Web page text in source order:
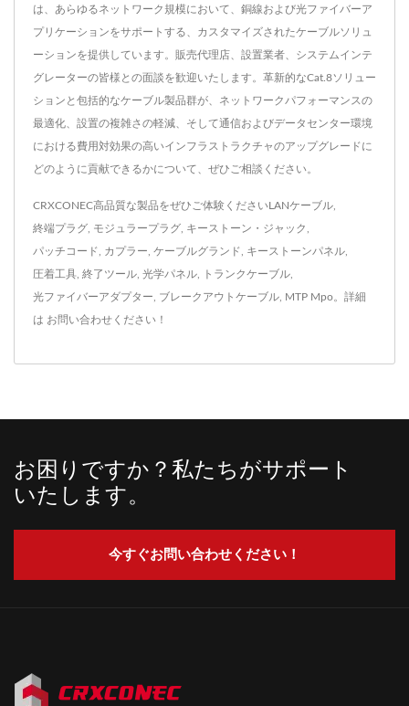
は、あらゆるネットワーク規模において、銅線および光ファイバーア
プリケーションをサポートする、カスタマイズされたケーブルソリュ
ーションを提供しています。販売代理店、設置業者、システムインテ
グレーターの皆様との面談を歓迎いたします。革新的なCat.8ソリュー
ションと包括的なケーブル製品群が、ネットワークパフォーマンスの
最適化、設置の複雑さの軽減、そして通信およびデータセンター環境
における費用対効果の高いインフラストラクチャのアップグレードに
どのように貢献できるかについて、ぜひご相談ください。
CRXCONEC高品質な製品をぜひご体験くださいLANケーブル
終端プラグ モジュラープラグ キーストーン・ジャック
パッチコード カプラー ケーブルグランド キーストーンパネル
圧着工具 終了ツール 光学パネル トランクケーブル
光ファイバーアダプター ブレークアウトケーブル MTP Mpo。詳細
は お問い合わせください！
お困りですか？私たちがサポート
いたします。
今すぐお問い合わせください！